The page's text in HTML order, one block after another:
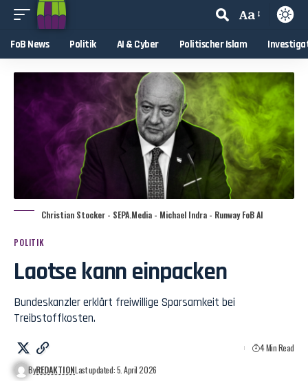
Aa
FoB News Politik AI & Cyber Politischer Islam
Christian Stocker - SEPA.Media - Michael Indra - Runway FoB AI
POLITIK
Laotse kann einpacken
Bundeskanzler erklärt freiwillige Sparsamkeit bei
Treibstoffkosten.
ByREDAKTIONLast updated: 5. April 2026
4 Min Read